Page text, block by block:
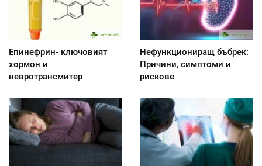
Епинефрин- ключовият
хормон и
невротрансмитер
Нефункциониращ бъбрек:
Причини, симптоми и
рискове